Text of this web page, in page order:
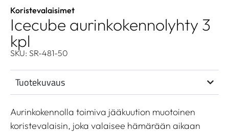
Koristevalaisimet
Icecube aurinkokennolyhty 3
kpl
SKU: SR-481-50
Tuotekuvaus
Aurinkokennolla toimiva jääkuution muotoinen
koristevalaisin, joka valaisee hämärään aikaan